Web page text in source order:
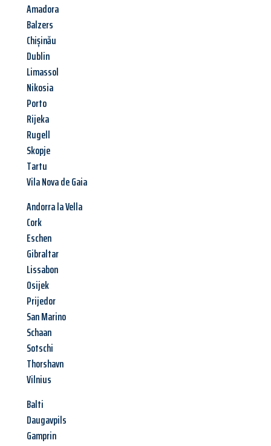
Amadora
Balzers
Chișinău
Dublin
Limassol
Nikosia
Porto
Rijeka
Rugell
Skopje
Tartu
Vila Nova de Gaia
Andorra la Vella
Cork
Eschen
Gibraltar
Lissabon
Osijek
Prijedor
San Marino
Schaan
Sotschi
Thorshavn
Vilnius
Balti
Daugavpils
Gamprin